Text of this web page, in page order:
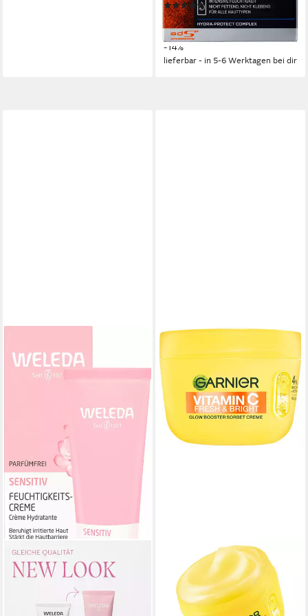
Belastung (387)
6,85 € UVP7,99 €
(137,00 €/ 1 l)
-14%
lieferbar - in 5-6 Werktagen bei dir